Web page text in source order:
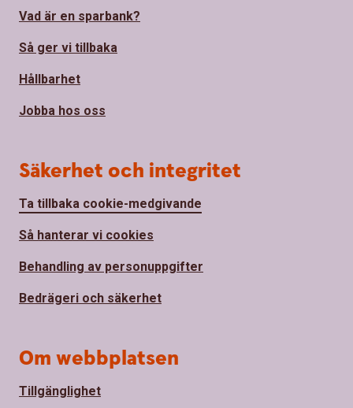
Vad är en sparbank?
Så ger vi tillbaka
Hållbarhet
Jobba hos oss
Säkerhet och integritet
Ta tillbaka cookie-medgivande
Så hanterar vi cookies
Behandling av personuppgifter
Bedrägeri och säkerhet
Om webbplatsen
Tillgänglighet